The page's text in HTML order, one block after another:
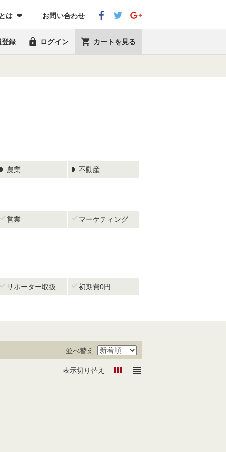
は お問い合わせ
登録  ログイン  カートを見る
農業 不動産
営業  マーケティング
サポーター取扱  初期費0円
並べ替え
表示切り替え  